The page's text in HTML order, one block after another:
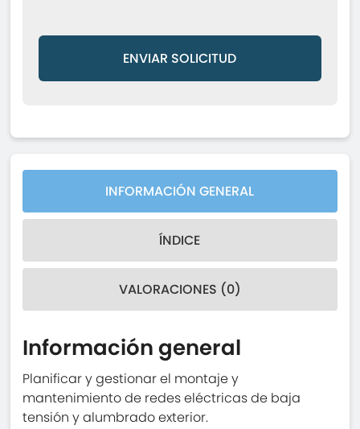
ENVIAR SOLICITUD
INFORMACIÓN GENERAL
ÍNDICE
VALORACIONES (0)
Información general
Planificar y gestionar el montaje y
mantenimiento de redes eléctricas de baja
tensión y alumbrado exterior.